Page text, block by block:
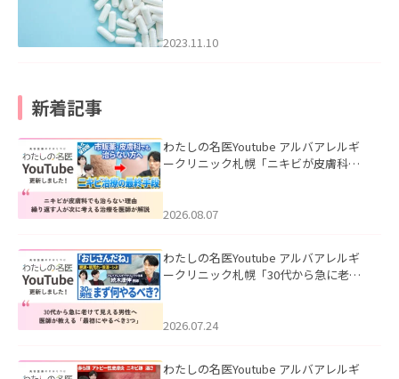
2023.11.10
新着記事
わたしの名医Youtube アルバアレルギ
ークリニック札幌「ニキビが皮膚科で
ました。
2026.08.07
わたしの名医Youtube アルバアレルギ
ークリニック札幌「30代から急に老け
た。
2026.07.24
わたしの名医Youtube アルバアレルギ